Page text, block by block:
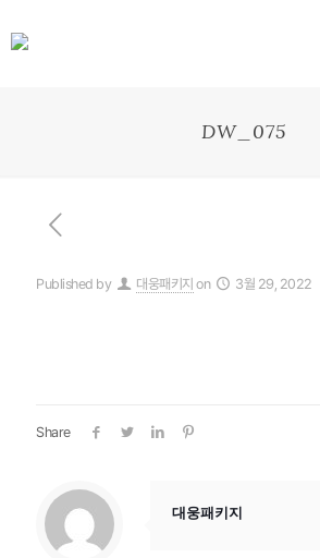
DW_075
Published by 대웅패키지 on 3월 29, 2022
Share
대웅패키지